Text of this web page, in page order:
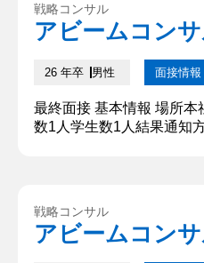
戦略コンサル
アビームコン
26 年卒 男性 面接情報
最終面接 基本情報 場所本
数1人学生数1人結果通知
なりたいと考えている。
も活かせるのは、潜在的
戦略コンサル
アビームコン